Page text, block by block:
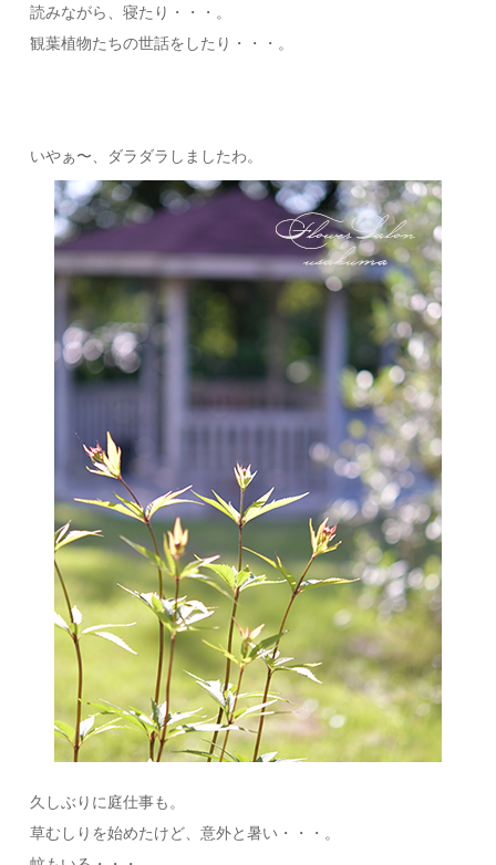
読みながら、寝たり・・・。
観葉植物たちの世話をしたり・・・。
いやぁ〜、ダラダラしましたわ。
久しぶりに庭仕事も。
草むしりを始めたけど、意外と暑い・・・。